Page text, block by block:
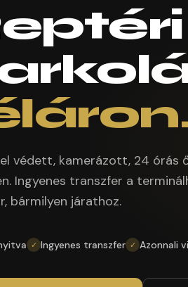
védett, kamerázott, 24 órás
Ingyenes transzfer a
bármilyen járathoz.
✓ Ingyenes transzfer ✓ Azonnali